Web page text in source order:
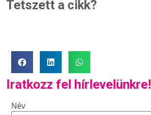
Tetszett a cikk?
Iratkozz fel hírlevelünkre!
Név